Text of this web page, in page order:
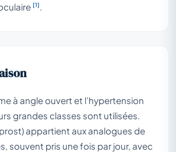
[1]
à angle ouvert et l’hypertension
grandes classes sont utilisées.
appartient aux analogues de
souvent pris une fois par jour, avec